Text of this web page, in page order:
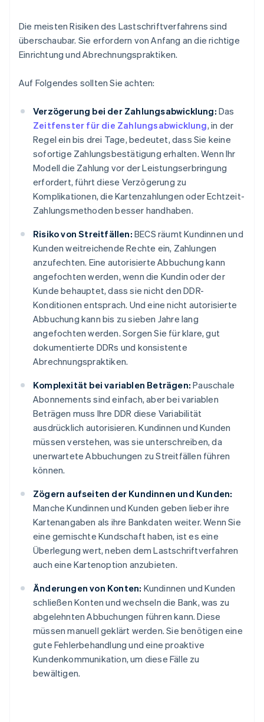
Die meisten Risiken des Lastschriftverfahrens sind
überschaubar. Sie erfordern von Anfang an die richtige
Einrichtung und Abrechnungspraktiken.
Auf Folgendes sollten Sie achten:
Verzögerung bei der Zahlungsabwicklung: Das
Zeitfenster für die Zahlungsabwicklung, in der
Regel ein bis drei Tage, bedeutet, dass Sie keine
sofortige Zahlungsbestätigung erhalten. Wenn Ihr
Modell die Zahlung vor der Leistungserbringung
erfordert, führt diese Verzögerung zu
Komplikationen, die Kartenzahlungen oder Echtzeit-
Zahlungsmethoden besser handhaben.
Risiko von Streitfällen: BECS räumt Kundinnen und
Kunden weitreichende Rechte ein, Zahlungen
anzufechten. Eine autorisierte Abbuchung kann
angefochten werden, wenn die Kundin oder der
Kunde behauptet, dass sie nicht den DDR-
Konditionen entsprach. Und eine nicht autorisierte
Abbuchung kann bis zu sieben Jahre lang
angefochten werden. Sorgen Sie für klare, gut
dokumentierte DDRs und konsistente
Abrechnungspraktiken.
Komplexität bei variablen Beträgen: Pauschale
Abonnements sind einfach, aber bei variablen
Beträgen muss Ihre DDR diese Variabilität
ausdrücklich autorisieren. Kundinnen und Kunden
müssen verstehen, was sie unterschreiben, da
unerwartete Abbuchungen zu Streitfällen führen
können.
Zögern aufseiten der Kundinnen und Kunden:
Manche Kundinnen und Kunden geben lieber ihre
Kartenangaben als ihre Bankdaten weiter. Wenn Sie
eine gemischte Kundschaft haben, ist es eine
Überlegung wert, neben dem Lastschriftverfahren
auch eine Kartenoption anzubieten.
Änderungen von Konten: Kundinnen und Kunden
schließen Konten und wechseln die Bank, was zu
abgelehnten Abbuchungen führen kann. Diese
müssen manuell geklärt werden. Sie benötigen eine
gute Fehlerbehandlung und eine proaktive
Kundenkommunikation, um diese Fälle zu
bewältigen.